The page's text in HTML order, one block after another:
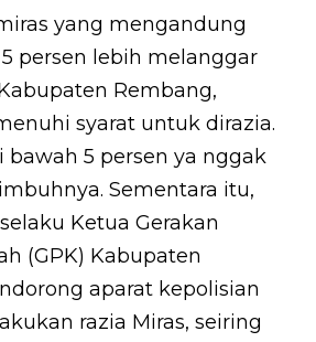
yang mengandung
persen lebih melanggar
Rembang,
syarat untuk dirazia.
bawah 5 persen ya nggak
Sementara itu,
Ketua Gerakan
(GPK) Kabupaten
aparat kepolisian
razia Miras, seiring